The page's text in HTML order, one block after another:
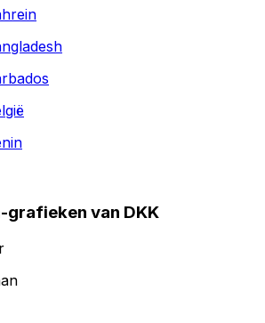
grafieken van DKK